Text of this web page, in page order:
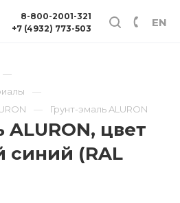
EN
8-800-2001-321
+7 (4932) 773-503
Грунт-эмаль ALURON
ALURON, цвет
синий (RAL